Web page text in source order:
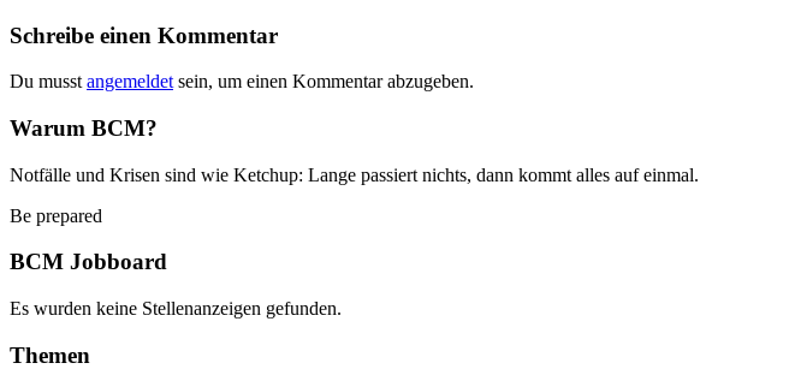
Schreibe einen Kommentar
Du musst angemeldet sein, um einen Kommentar abzugeben.
Warum BCM?
Notfälle und Krisen sind wie Ketchup: Lange passiert nichts, dann kommt alles auf einmal.
Be prepared
BCM Jobboard
Es wurden keine Stellenanzeigen gefunden.
Themen